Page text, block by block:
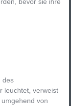
des
leuchtet, verweist
von